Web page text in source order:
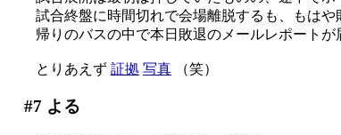
試合終盤に時間切れで会場離脱するも、もはや
帰りのバスの中で本日敗退のメールレポートが
とりあえず 証拠 写真 （笑）
#7 よる